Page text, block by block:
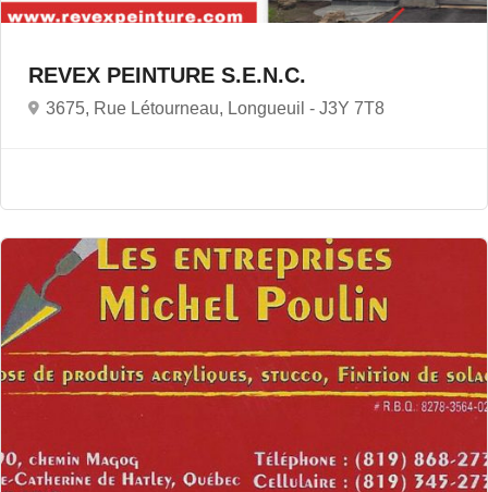
REVEX PEINTURE S.E.N.C.
3675, Rue Létourneau, Longueuil - J3Y 7T8